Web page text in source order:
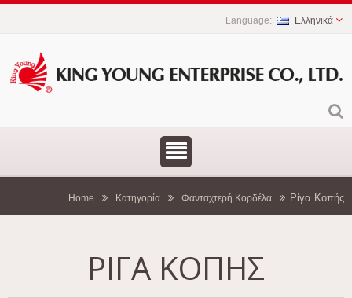
Ελληνικά
Home Κατηγορία Φανταχτερή Κορδέλα Ρίγα Κοπής
ΡΊΓΑ ΚΟΠΉΣ